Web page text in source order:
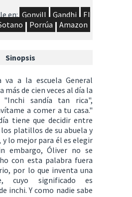
en: Gonvill Gandhi
El
Porrúa Amazon
Sinopsis
va a la escuela General
más de cien veces al día la
"Inchi sandía tan rica",
a comer a tu casa."
tiene que decidir entre
platillos de su abuela y
y lo mejor para él es elegir
embargo, Óliver no se
con esta palabra fuera
por lo que inventa una
cuyo significado es
inchi. Y como nadie sabe